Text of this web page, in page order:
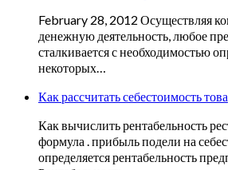
February 28, 2012 Осуществляя
денежную деятельность, любое
сталкивается с необходимостью
некоторых…
Как рассчитать себестоимость
Как вычислить рентабельность
формула . прибыль подели на
определяется рентабельность